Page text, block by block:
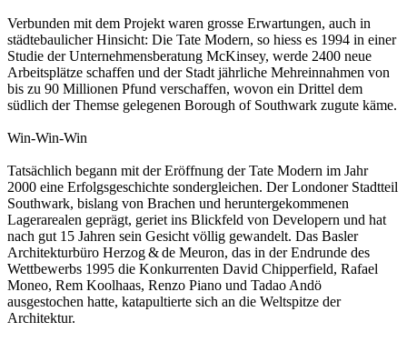
Verbunden mit dem Projekt waren grosse Erwartungen, auch in
städtebaulicher Hinsicht: Die Tate Modern, so hiess es 1994 in einer
Studie der Unternehmensberatung McKinsey, werde 2400 neue
Arbeitsplätze schaffen und der Stadt jährliche Mehreinnahmen von
bis zu 90 Millionen Pfund verschaffen, wovon ein Drittel dem
südlich der Themse gelegenen Borough of Southwark zugute käme.
Win-Win-Win
Tatsächlich begann mit der Eröffnung der Tate Modern im Jahr
2000 eine Erfolgsgeschichte sondergleichen. Der Londoner Stadtteil
Southwark, bislang von Brachen und heruntergekommenen
Lagerarealen geprägt, geriet ins Blickfeld von Developern und hat
nach gut 15 Jahren sein Gesicht völlig gewandelt. Das Basler
Architekturbüro Herzog & de Meuron, das in der Endrunde des
Wett­bewerbs 1995 die Konkurrenten David Chipperfield, Rafael
Moneo, Rem Koolhaas, Renzo Piano und Tadao Andö
ausgestochen hatte, katapultierte sich an die Weltspitze der
Architektur.